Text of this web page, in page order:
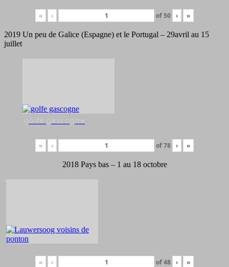
« ‹ of50 › »
2019 Un peu de Galice (Espagne) et le Portugal – 29avril au 15
juillet
golfe gascogne
« ‹ of78 › »
2018 Pays bas – 1 au 18 octobre
« ‹ of48 › »